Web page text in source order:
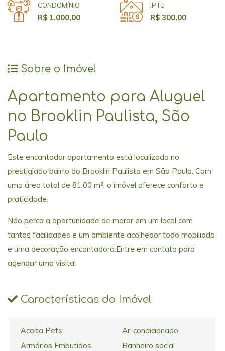
CONDOMÍNIO
R$ 1.000,00
IPTU
R$ 300,00
Sobre o Imóvel
Apartamento para Aluguel
no Brooklin Paulista, São
Paulo
Este encantador apartamento está localizado no
prestigiado bairro do Brooklin Paulista em São Paulo. Com
uma área total de 81,00 m², o imóvel oferece conforto e
praticidade.
Não perca a oportunidade de morar em um local com
tantas facilidades e um ambiente acolhedor todo mobiliado
e uma decoração encantadora.Entre em contato para
agendar uma visita!
Características do Imóvel
Aceita Pets
Ar-condicionado
Armários Embutidos
Banheiro social